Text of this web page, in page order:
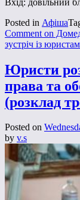
Posted in Афіша
Comment on
зустріч із
Юристи
права та
(розклад
Posted on
by v.s